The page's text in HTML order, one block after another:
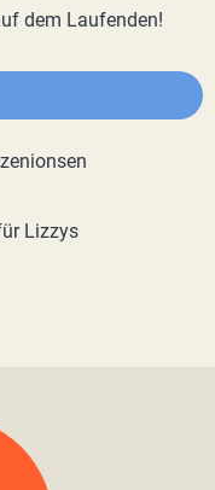
dem Laufenden!
Lizzys